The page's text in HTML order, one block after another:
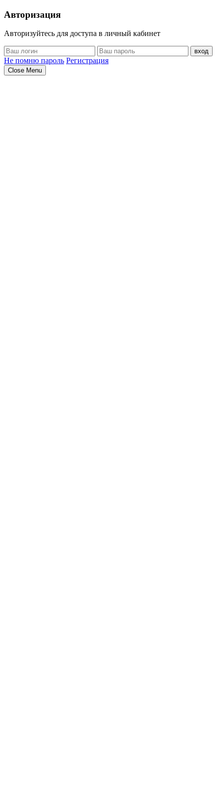
Авторизация
Авторизуйтесь для доступа в личный кабинет
вход
Не помню пароль Регистрация
Close Menu